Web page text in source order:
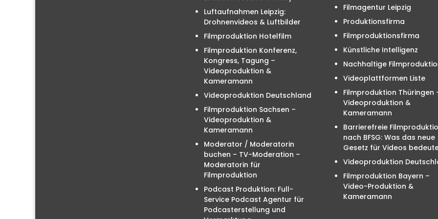
Luftaufnahmen Leipzig:
Drohnenvideos & Luftbilder
Filmproduktion Hotelfilm
Filmproduktion Konferenz,
Kongress, Tagung –
Videoproduktion &
Kameramann
Videoproduktion Deutschland
Filmproduktion Sachsen –
Videoproduktion &
Kameramann
Moderator / Moderatorin
buchen – TV-Moderation –
Moderatorin für
Filmproduktion
Podcast Produktion: Full-
Service Podcast Agentur für
Podcasterstellung und
Filmagentur Leipzig
Produktionsfirma
Filmproduktionsfirma
Künstliche Intelligenz
Nachhaltige
Videoplattformen Liste
Filmproduktion Thüringen
Videoproduktion &
Kameramann
Barrierefreie
nach BFSG: Was das neue
Gesetz für Videos
Videoproduktion
Filmproduktion Bayern –
Video-Produktion &
Kameramann